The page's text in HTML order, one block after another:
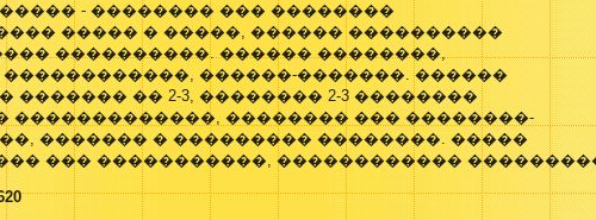
- �������� ��� ��������
����� � �����, ������ ����������
����������. ������ ��������,
������-�������. ������
������� �� 2-3, �������� 2-3 ��������
�������������, �������� ��� ��������-
������� � ��������� ��������. �����
��� �����������, ������������